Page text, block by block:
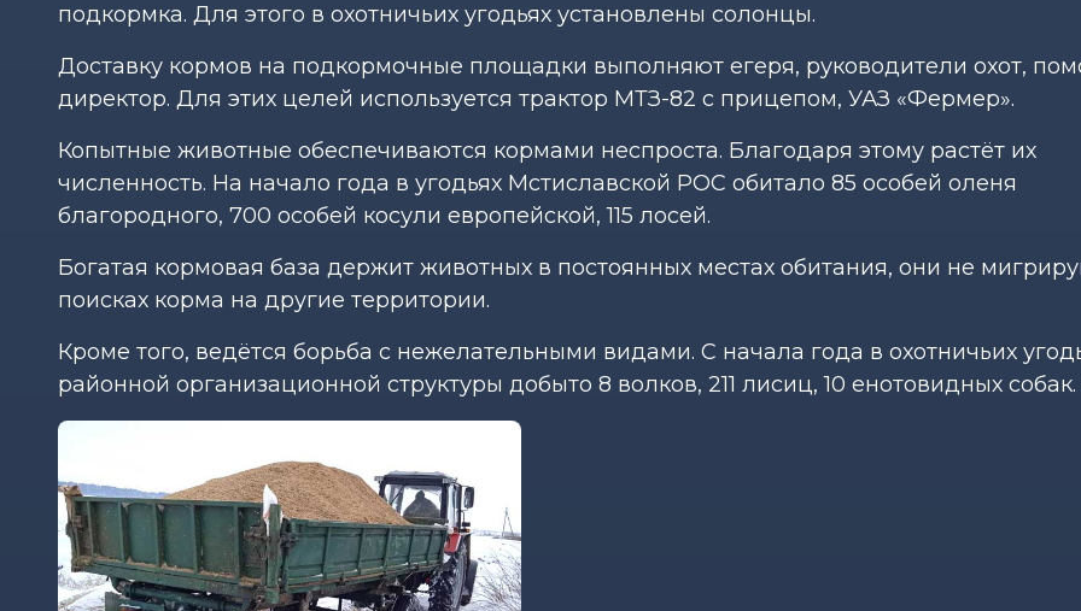
подкормка. Для этого в охотничьих угодьях установлены солонцы.
Доставку кормов на подкормочные площадки выполняют егеря, руководители охот,
директор. Для этих целей используется трактор МТЗ-82 с прицепом, УАЗ «Фермер».
Копытные животные обеспечиваются кормами неспроста. Благодаря этому растёт их
численность. На начало года в угодьях Мстиславской РОС обитало 85 особей оленя
благородного, 700 особей косули европейской, 115 лосей.
Богатая кормовая база держит животных в постоянных местах обитания, они не
поисках корма на другие территории.
Кроме того, ведётся борьба с нежелательными видами. С начала года в охотничьих
районной организационной структуры добыто 8 волков, 211 лисиц, 10 енотовидных собак.